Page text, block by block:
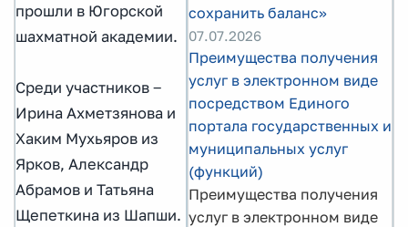
прошли в Югорской
шахматной академии.
Среди участников ‒
Ирина Ахметзянова и
Хаким Мухьяров из
Ярков, Александр
Абрамов и Татьяна
Щепеткина из Шапши.
сохранить баланс»
07.07.2026
Преимущества получения
услуг в электронном виде
посредством Единого
портала государственных и
муниципальных услуг
(функций)
Преимущества получения
услуг в электронном виде